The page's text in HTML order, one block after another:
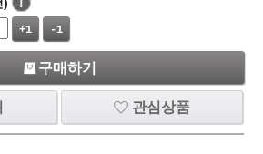
+1 -1
구매하기
관심상품